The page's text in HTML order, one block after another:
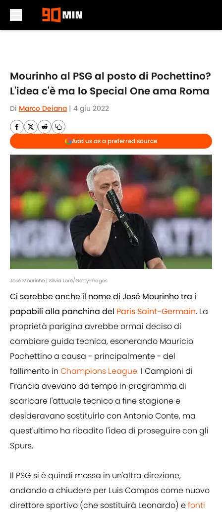
Mourinho al PSG al posto di Pochettino?
L'idea c'è ma lo Special One ama Roma
Di Marco Deiana | 4 giu 2022
Add us as a preferred source
Jose Mourinho | Silvia Lore/GettyImages
Ci sarebbe anche il nome di José Mourinho tra i
papabili alla panchina del Paris Saint-Germain. La
proprietà parigina avrebbe ormai deciso di
cambiare guida tecnica, esonerando Mauricio
Pochettino a causa - principalmente - del
fallimento in Champions League. I Campioni di
Francia avevano da tempo in programma di
scaricare l'attuale tecnico a fine stagione e
desideravano sostituirlo con Antonio Conte, ma
quest'ultimo ha ribadito l'idea di proseguire con gli
Spurs.
Il PSG si è quindi mossa in un'altra direzione,
andando a chiudere per Luis Campos come nuovo
direttore sportivo (che sostituirà Leonardo) efonti